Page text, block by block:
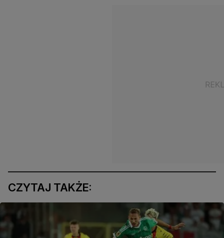
CZYTAJ TAKŻE: